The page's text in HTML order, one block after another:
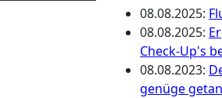
08.08.2025:
08.08.2025:
Check-Up's
08.08.2023:
genüge getan